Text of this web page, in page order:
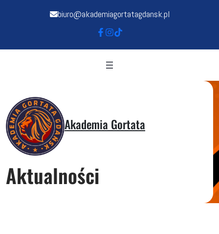
biuro@akademiagortatagdansk.pl
Akademia Gortata
Aktualności